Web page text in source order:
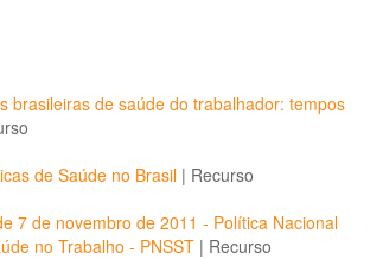
brasileiras de saúde do trabalhador: tempos
de Saúde no Brasil | Recurso
7 de novembro de 2011 - Política Nacional
no Trabalho - PNSST | Recurso